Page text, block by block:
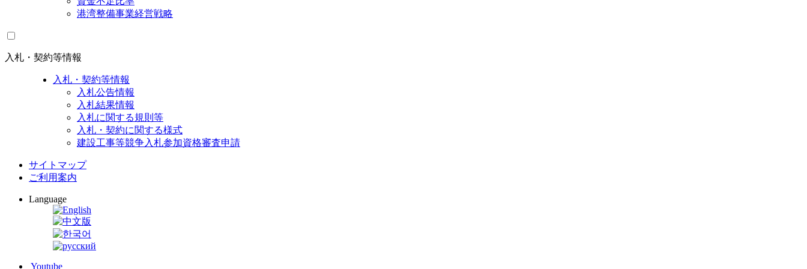
港湾整備事業経営戦略
入札・契約等情報
入札・契約等情報
入札公告情報
入札結果情報
入札に関する規則等
入札・契約に関する様式
建設工事等競争入札参加資格審査申請
サイトマップ
ご利用案内
Language
Youtube